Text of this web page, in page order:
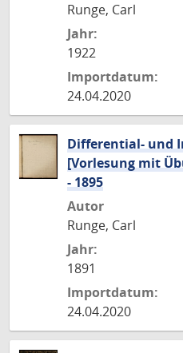
Runge, Carl
Jahr:
1922
Importdatum:
24.04.2020
Differential- und
[Vorlesung mit
- 1895
Autor
Runge, Carl
Jahr:
1891
Importdatum:
24.04.2020